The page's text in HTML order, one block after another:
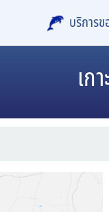
บริการข
เก